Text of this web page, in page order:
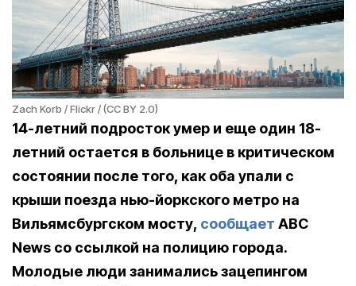
Zach Korb / Flickr / (CC BY 2.0)
14-летний подросток умер и еще один 18-
летний остается в больнице в критическом
состоянии после того, как оба упали с
крыши поезда нью-йоркского метро на
Вильямсбургском мосту, сообщает ABC
News со ссылкой на полицию города.
Молодые люди занимались зацепингом